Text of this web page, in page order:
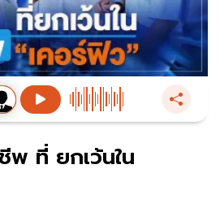
พ ที่ ยกเว้นใน